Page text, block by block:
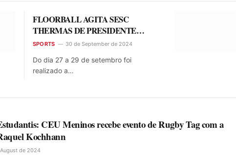
FLOORBALL AGITA SESC
THERMAS DE PRESIDENTE
PRUDENTE DURANTE A SEMANA
SPORTS 30 de September de 2024
Do dia 27 a 29 de setembro foi
realizado a…
CEU Meninos recebe evento de Rugby Tag com a
Kochhann
de 2024